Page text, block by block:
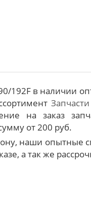
192F в наличии
на заказ
от 200 руб.
наши опытные
а так же